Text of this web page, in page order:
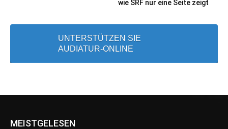
wie SRF nur eine Seite zeigt
UNTERSTÜTZEN SIE
AUDIATUR-ONLINE
MEISTGELESEN